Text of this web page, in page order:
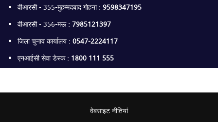
वीआरसी - 355-मुहम्मदबाद गोहना :9598347195
वीआरसी - 356-मऊ :7985121397
जिला चुनाव कार्यालय :0547-2224117
एनआईसी सेवा डेस्क : 1800 111 555
वेबसाइट नीतियां